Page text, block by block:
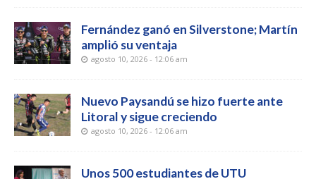
Fernández ganó en Silverstone; Martín
amplió su ventaja
agosto 10, 2026 - 12:06 am
Nuevo Paysandú se hizo fuerte ante
Litoral y sigue creciendo
agosto 10, 2026 - 12:06 am
Unos 500 estudiantes de UTU